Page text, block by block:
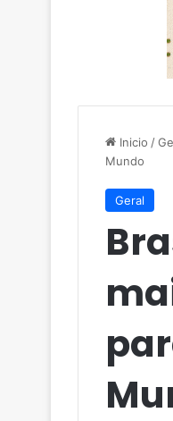
Inicio /
Mundo
Geral